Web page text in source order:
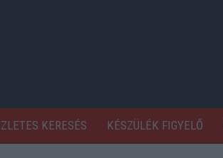
KERESÉS KÉSZÜLÉK FIGYELŐ